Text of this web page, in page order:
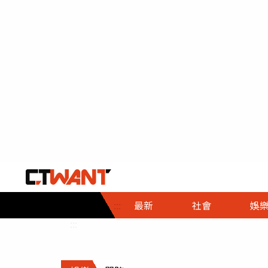
::: 最新 社會
社會首頁
時事
調查
娛樂
娛樂首頁
即時
財經首頁
熱線
政